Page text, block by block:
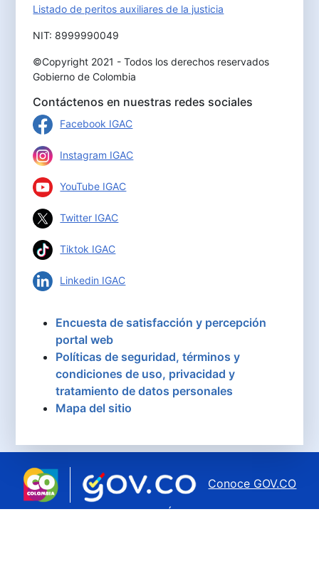
Listado de peritos auxiliares de la justicia
NIT: 8999990049
©Copyright 2021 - Todos los derechos reservados
Gobierno de Colombia
Contáctenos en nuestras redes sociales
Facebook IGAC
Instagram IGAC
YouTube IGAC
Twitter IGAC
Tiktok IGAC
Linkedin IGAC
Encuesta de satisfacción y percepción
portal web
Políticas de seguridad, términos y
condiciones de uso, privacidad y
tratamiento de datos personales
Mapa del sitio
Conoce GOV.CO
aquí